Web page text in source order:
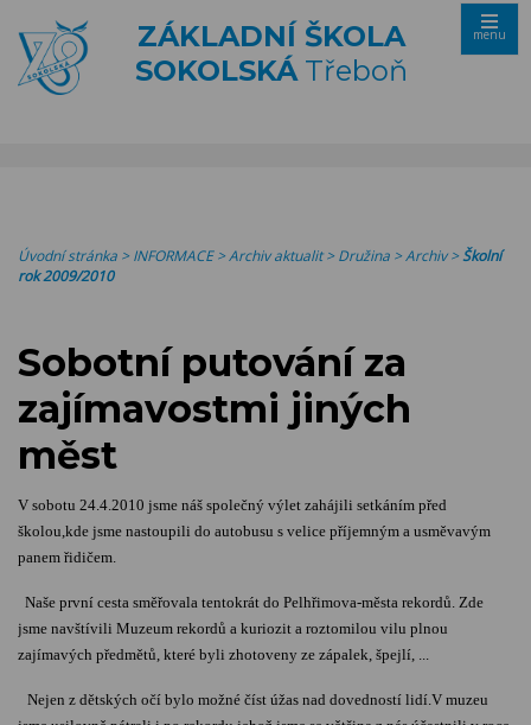
ZÁKLADNÍ ŠKOLA
SOKOLSKÁTřeboň
menu
Úvodní stránka >INFORMACE>Archiv aktualit>Družina >Archiv>Školní
rok 2009/2010
Sobotní putování za
zajímavostmi jiných
měst
V sobotu 24.4.2010 jsme náš společný výlet zahájili setkáním před
školou,kde jsme nastoupili do autobusu s velice příjemným a usměvavým
panem řidičem.
Naše první cesta směřovala tentokrát do Pelhřimova-města rekordů. Zde
jsme navštívili Muzeum rekordů a kuriozit a roztomilou vilu plnou
zajímavých předmětů, které byli zhotoveny ze zápalek, špejlí, ...
Nejen z dětských očí bylo možné číst úžas nad dovedností lidí.V muzeu